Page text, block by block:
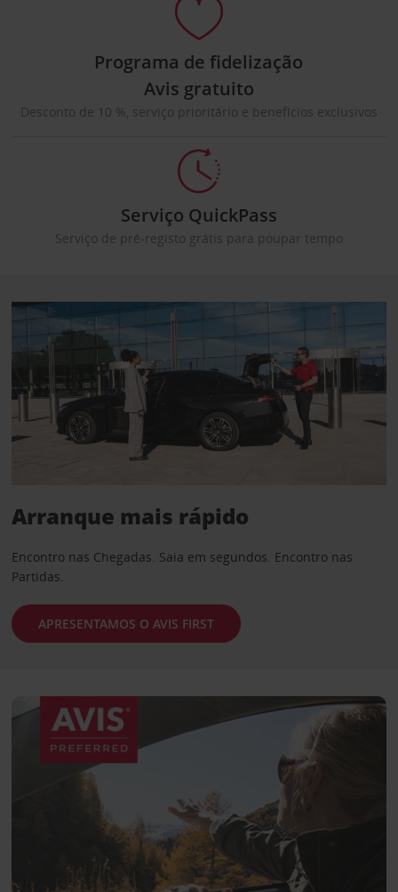
Programa de fidelização
Avis gratuito
Desconto de 10 %, serviço prioritário e benefícios exclusivos
Serviço QuickPass
Serviço de pré-registo grátis para poupar tempo
Arranque mais rápido
Encontro nas Chegadas. Saia em segundos. Encontro nas
Partidas.
APRESENTAMOS O AVIS FIRST